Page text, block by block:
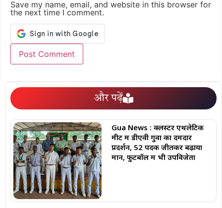
Save my name, email, and website in this browser for
the next time I comment.
और पढ़ें
Gua News : क्लस्टर एथलेटिक
मीट में डीएवी गुवा का दमदार
प्रदर्शन, 52 पदक जीतकर बढ़ाया
मान, फुटबॉल में भी उपविजेता